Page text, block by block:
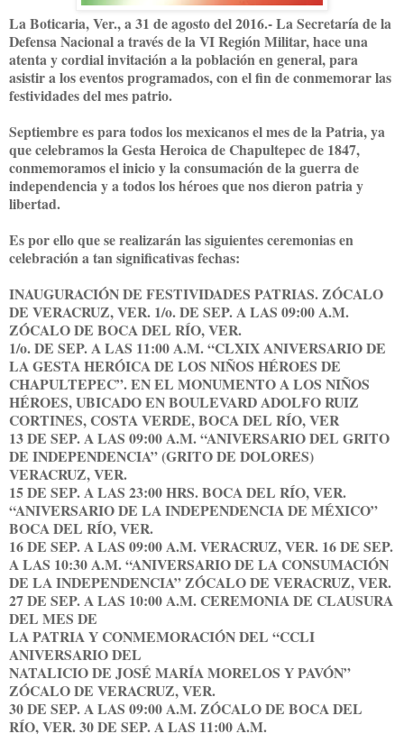
La Boticaria, Ver., a 31 de agosto del 2016.- La Secretaría de la
Defensa Nacional a través de la VI Región Militar, hace una
atenta y cordial invitación a la población en general, para
asistir a los eventos programados, con el fin de conmemorar las
festividades del mes patrio.
Septiembre es para todos los mexicanos el mes de la Patria, ya
que celebramos la Gesta Heroica de Chapultepec de 1847,
conmemoramos el inicio y la consumación de la guerra de
independencia y a todos los héroes que nos dieron patria y
libertad.
Es por ello que se realizarán las siguientes ceremonias en
celebración a tan significativas fechas:
INAUGURACIÓN DE FESTIVIDADES PATRIAS. ZÓCALO
DE VERACRUZ, VER. 1/o. DE SEP. A LAS 09:00 A.M.
ZÓCALO DE BOCA DEL RÍO, VER.
1/o. DE SEP. A LAS 11:00 A.M. “CLXIX ANIVERSARIO DE
LA GESTA HERÓICA DE LOS NIÑOS HÉROES DE
CHAPULTEPEC”. EN EL MONUMENTO A LOS NIÑOS
HÉROES, UBICADO EN BOULEVARD ADOLFO RUIZ
CORTINES, COSTA VERDE, BOCA DEL RÍO, VER
13 DE SEP. A LAS 09:00 A.M. “ANIVERSARIO DEL GRITO
DE INDEPENDENCIA” (GRITO DE DOLORES)
VERACRUZ, VER.
15 DE SEP. A LAS 23:00 HRS. BOCA DEL RÍO, VER.
“ANIVERSARIO DE LA INDEPENDENCIA DE MÉXICO”
BOCA DEL RÍO, VER.
16 DE SEP. A LAS 09:00 A.M. VERACRUZ, VER. 16 DE SEP.
A LAS 10:30 A.M. “ANIVERSARIO DE LA CONSUMACIÓN
DE LA INDEPENDENCIA” ZÓCALO DE VERACRUZ, VER.
27 DE SEP. A LAS 10:00 A.M. CEREMONIA DE CLAUSURA
DEL MES DE
LA PATRIA Y CONMEMORACIÓN DEL “CCLI
ANIVERSARIO DEL
NATALICIO DE JOSÉ MARÍA MORELOS Y PAVÓN”
ZÓCALO DE VERACRUZ, VER.
30 DE SEP. A LAS 09:00 A.M. ZÓCALO DE BOCA DEL
RÍO, VER. 30 DE SEP. A LAS 11:00 A.M.